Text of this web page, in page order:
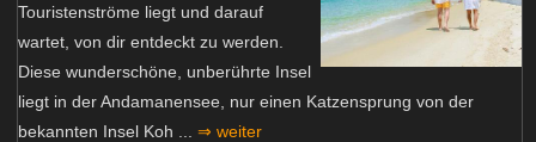
Touristenströme liegt und darauf
wartet, von dir entdeckt zu werden.
Diese wunderschöne, unberührte Insel
liegt in der Andamanensee, nur einen Katzensprung von der
bekannten Insel Koh ... ⇒ weiter